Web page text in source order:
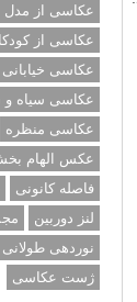
عکاسی از مدل
عکاسی از
عکاسی خیابانی
عکاسی سیاه و
عکاسی منظره
عکس الهام
فاصله کانونی
لنز دوربین
نوردهی طولانی
ژست عکاسی